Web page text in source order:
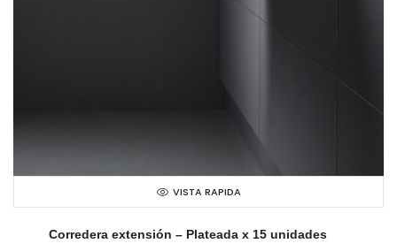
VISTA RAPIDA
Corredera extensión – Plateada x 15 unidades